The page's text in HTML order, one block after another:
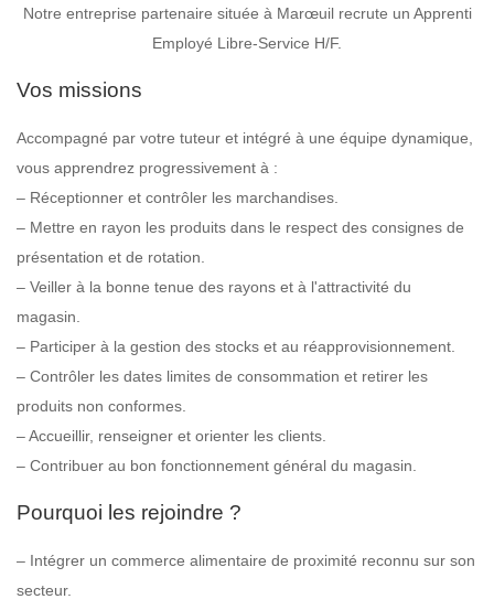
Notre entreprise partenaire située à Marœuil recrute un Apprenti
Employé Libre-Service H/F.
Vos missions
Accompagné par votre tuteur et intégré à une équipe dynamique,
vous apprendrez progressivement à :
– Réceptionner et contrôler les marchandises.
– Mettre en rayon les produits dans le respect des consignes de
présentation et de rotation.
– Veiller à la bonne tenue des rayons et à l'attractivité du
magasin.
– Participer à la gestion des stocks et au réapprovisionnement.
– Contrôler les dates limites de consommation et retirer les
produits non conformes.
– Accueillir, renseigner et orienter les clients.
– Contribuer au bon fonctionnement général du magasin.
Pourquoi les rejoindre ?
– Intégrer un commerce alimentaire de proximité reconnu sur son
secteur.